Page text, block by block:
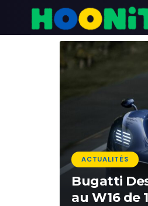
ACTUALITÉS
Bugatti
au W16 de